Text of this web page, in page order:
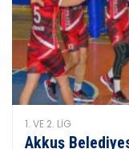
1. VE 2. LIG
Akkuş